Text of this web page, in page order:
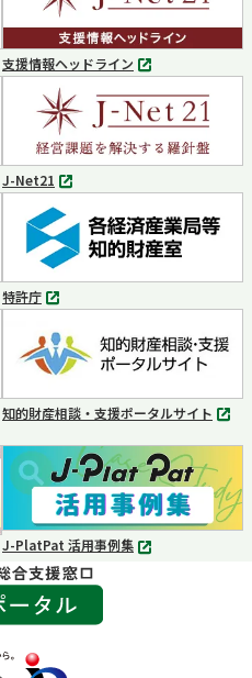
支援情報ヘッドライン
別
タ
ブ
で
開
く
J-Net21
別
タ
ブ
で
開
く
特許庁
別
ブ
で
開
く
知的財産相談・支援ポータルサイト
別
タ
開
く
J-PlatPat 活用事例集
別